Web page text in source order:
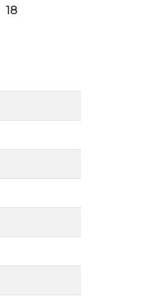
18